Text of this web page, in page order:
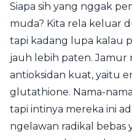
Siapa sih yang nggak
muda? Kita rela keluar
tapi kadang lupa kalau
jauh lebih paten.
antioksidan kuat, yaitu
glutathione. Nama-
tapi intinya mereka ini
ngelawan radikal